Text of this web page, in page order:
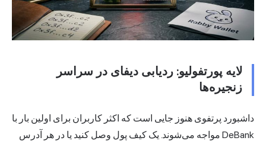
لایه پورتفولیو: ردیابی دیفای در سراسر
زنجیره‌ها
داشبورد پرتفوی هنوز جایی است که اکثر کاربران برای اولین بار با
DeBank مواجه می‌شوند. یک کیف پول وصل کنید یا در هر آدرس